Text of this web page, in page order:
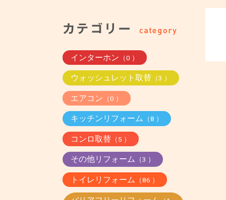
インターホン （0 ）
ウォッシュレット取替（3 ）
エアコン （0 ）
キッチンリフォーム （8 ）
コンロ取替（5 ）
その他リフォーム （3 ）
トイレリフォーム （86 ）